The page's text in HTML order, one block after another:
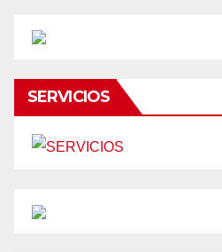
SERVICIOS